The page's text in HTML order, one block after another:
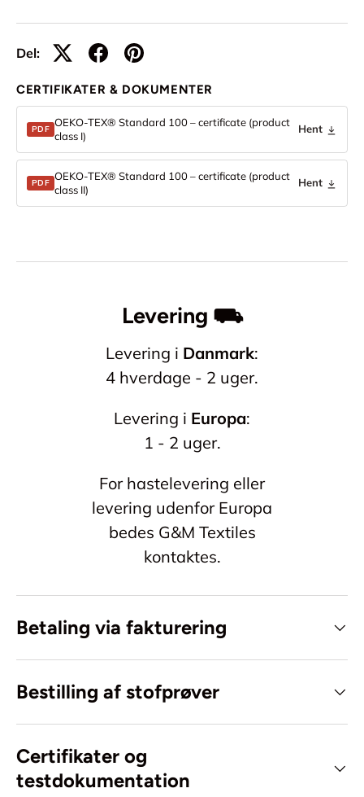
Del:
CERTIFIKATER & DOKUMENTER
PDF
OEKO-TEX® Standard 100 – certificate (product
class I)
Hent
PDF
OEKO-TEX® Standard 100 – certificate (product
class II)
Hent
Levering ⛟
Levering i Danmark:
4 hverdage - 2 uger.
Levering i Europa:
1 - 2 uger.
For hastelevering eller
levering udenfor Europa
bedes G&M Textiles
kontaktes.
Betaling via fakturering
Bestilling af stofprøver
Certifikater og
testdokumentation